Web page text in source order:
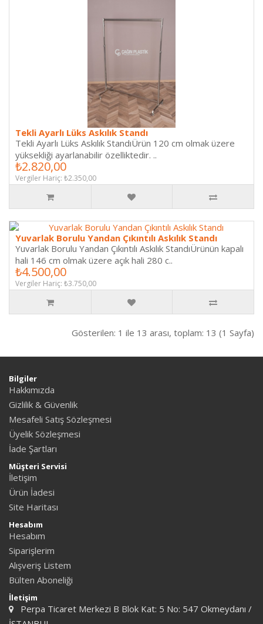
Tekli Ayarlı Lüks Askılık Standı
Tekli Ayarlı Lüks Askılık StandıÜrün 120 cm olmak üzere
yüksekliği ayarlanabilir özelliktedir. ..
₺2.820,00
Vergiler Hariç: ₺2.350,00
Yuvarlak Borulu Yandan Çıkıntılı Askılık Standı
Yuvarlak Borulu Yandan Çıkıntılı Askılık StandıÜrünün kapalı
hali 146 cm olmak üzere açık hali 280 c..
₺4.500,00
Vergiler Hariç: ₺3.750,00
Gösterilen: 1 ile 13 arası, toplam: 13 (1 Sayfa)
Bilgiler
Hakkımızda
Gizlilik & Güvenlik
Mesafeli Satış Sözleşmesi
Üyelik Sözleşmesi
İade Şartları
Müşteri Servisi
İletişim
Ürün İadesi
Site Haritası
Hesabım
Hesabım
Siparişlerim
Alışveriş Listem
Bülten Aboneliği
İletişim
Perpa Ticaret Merkezi B Blok Kat: 5 No: 547 Okmeydanı /